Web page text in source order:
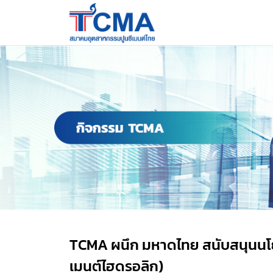
TCMA ผนึก มหาดไทย สนับสนุนน
เมนต์ไฮดรอลิก)